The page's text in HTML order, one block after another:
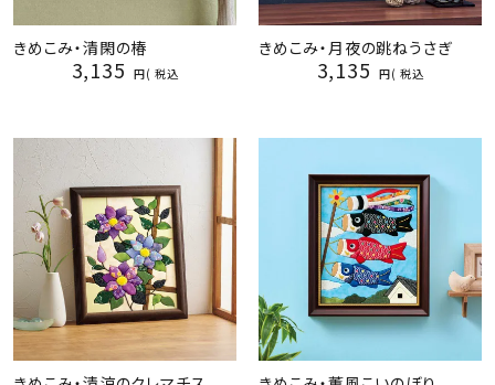
きめこみ・清閑の椿
3,135 税込
きめこみ・月夜の跳ねうさぎ
3,135 税込